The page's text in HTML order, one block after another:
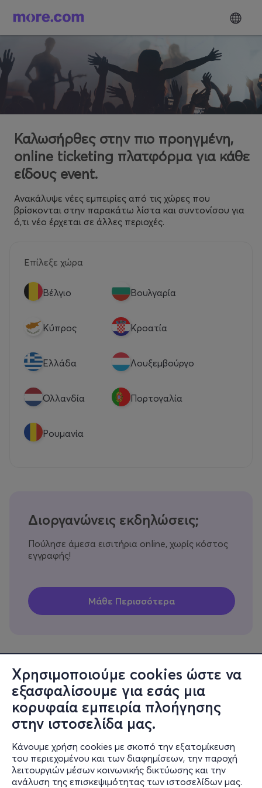
Χρησιμοποιούμε cookies ώστε να
εξασφαλίσουμε για εσάς μια
κορυφαία εμπειρία πλοήγησης
στην ιστοσελίδα μας.
Κάνουμε χρήση cookies με σκοπό την εξατομίκευση
του περιεχομένου και των διαφημίσεων, την παροχή
λειτουργιών μέσων κοινωνικής δικτύωσης και την
ανάλυση της επισκεψιμότητας των ιστοσελίδων μας.
Καλωσήρθες στην πιο προηγμένη,
online ticketing πλατφόρμα για κάθε
είδους event.
Ανακάλυψε νέες εμπειρίες από τις χώρες που
βρίσκονται στην παρακάτω λίστα και συντονίσου για
ό,τι νέο έρχεται σε άλλες περιοχές.
Επίλεξε χώρα
Βέλγιο Βουλγαρία
Κύπρος Κροατία
Eλλάδα Λουξεμβούργο
Ολλανδία Πορτογαλία
Ρουμανία
Διοργανώνεις εκδηλώσεις;
Πούλησε άμεσα εισιτήρια online, χωρίς κόστος
εγγραφής!
Πληροφορίες
Υποστήριξη
Stay Connected